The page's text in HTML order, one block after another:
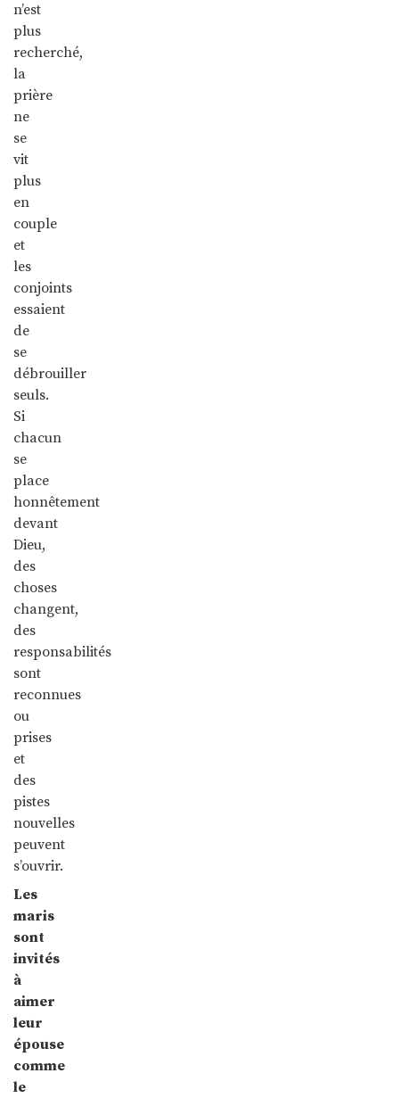
n’est
plus
recherché,
la
prière
ne
se
vit
plus
en
couple
et
les
conjoints
essaient
de
se
débrouiller
seuls.
Si
chacun
se
place
honnêtement
devant
Dieu,
des
choses
changent,
des
responsabilités
sont
reconnues
ou
prises
et
des
pistes
nouvelles
peuvent
s’ouvrir.
Les
maris
sont
invités
à
aimer
leur
épouse
comme
le